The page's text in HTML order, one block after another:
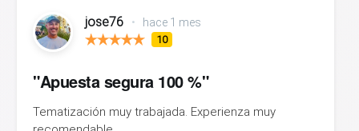
jose76 • hace 1 mes
10
"Apuesta segura 100 %"
Tematización muy trabajada. Experienza muy